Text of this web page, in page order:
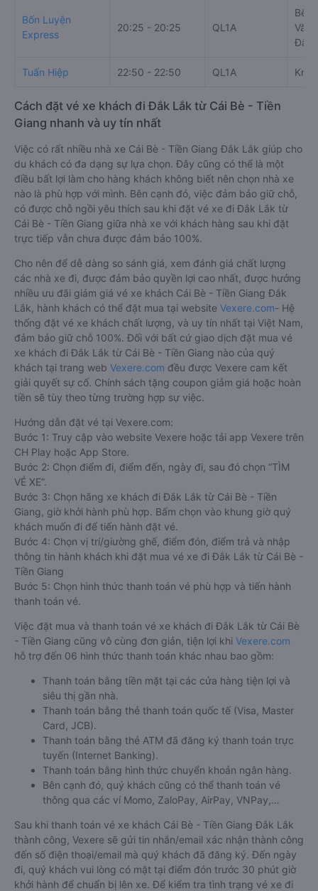
Bốn Luyện
Express
20:25 - 20:25 QL1A
Bến
Văn
Đắk
Tuấn Hiệp 22:50 - 22:50 QL1A Km
Cách đặt vé xe khách đi Đắk Lắk từ Cái Bè - Tiền
Giang nhanh và uy tín nhất
Việc có rất nhiều nhà xe Cái Bè - Tiền Giang Đắk Lắk giúp cho
du khách có đa dạng sự lựa chọn. Đây cũng có thể là một
điều bất lợi làm cho hàng khách không biết nên chọn nhà xe
nào là phù hợp với mình. Bên cạnh đó, việc đảm bảo giữ chỗ,
có được chỗ ngồi yêu thích sau khi đặt vé xe đi Đắk Lắk từ
Cái Bè - Tiền Giang giữa nhà xe với khách hàng sau khi đặt
trực tiếp vẫn chưa được đảm bảo 100%.
Cho nên để dễ dàng so sánh giá, xem đánh giá chất lượng
các nhà xe đi, được đảm bảo quyền lợi cao nhất, được hưởng
nhiều ưu đãi giảm giá vé xe khách Cái Bè - Tiền Giang Đắk
Lắk, hành khách có thể đặt mua tại website Vexere.com- Hệ
thống đặt vé xe khách chất lượng, và uy tín nhất tại Việt Nam,
đảm bảo giữ chỗ 100%. Đối với bất cứ giao dịch đặt mua vé
xe khách đi Đắk Lắk từ Cái Bè - Tiền Giang nào của quý
khách tại trang web Vexere.com đều được Vexere cam kết
giải quyết sự cố. Chính sách tặng coupon giảm giá hoặc hoàn
tiền sẽ tùy theo từng trường hợp sự việc.
Hướng dẫn đặt vé tại Vexere.com:
Bước 1: Truy cập vào website Vexere hoặc tải app Vexere trên
CH Play hoặc App Store.
Bước 2: Chọn điểm đi, điểm đến, ngày đi, sau đó chọn “TÌM
VÉ XE”.
Bước 3: Chọn hãng xe khách đi Đắk Lắk từ Cái Bè - Tiền
Giang, giờ khởi hành phù hợp. Bấm chọn vào khung giờ quý
khách muốn đi để tiến hành đặt vé.
Bước 4: Chọn vị trí/giường ghế, điểm đón, điểm trả và nhập
thông tin hành khách khi đặt mua vé xe đi Đắk Lắk từ Cái Bè -
Tiền Giang
Bước 5: Chọn hình thức thanh toán vé phù hợp và tiến hành
thanh toán vé.
Việc đặt mua và thanh toán vé xe khách đi Đắk Lắk từ Cái Bè
- Tiền Giang cũng vô cùng đơn giản, tiện lợi khi Vexere.com
hỗ trợ đến 06 hình thức thanh toán khác nhau bao gồm:
Thanh toán bằng tiền mặt tại các cửa hàng tiện lợi và
siêu thị gần nhà.
Thanh toán bằng thẻ thanh toán quốc tế (Visa, Master
Card, JCB).
Thanh toán bằng thẻ ATM đã đăng ký thanh toán trực
tuyến (Internet Banking).
Thanh toán bằng hình thức chuyển khoản ngân hàng.
Bên cạnh đó, quý khách cũng có thể thanh toán vé
thông qua các ví Momo, ZaloPay, AirPay, VNPay,…
Sau khi thanh toán vé xe khách Cái Bè - Tiền Giang Đắk Lắk
thành công, Vexere sẽ gửi tin nhắn/email xác nhận thành công
đến số điện thoại/email mà quý khách đã đăng ký. Đến ngày
đi, quý khách vui lòng có mặt tại điểm đón trước 30 phút giờ
khởi hành để chuẩn bị lên xe. Để kiểm tra tình trạng vé xe đi